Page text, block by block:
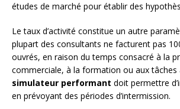
études de marché pour établir des
Le taux d’activité constitue un autre
plupart des consultants ne facturent pas
ouvrés, en raison du temps consacré à la
commerciale, à la formation ou aux tâches
simulateur performant doit permettre
en prévoyant des périodes d’intermission.